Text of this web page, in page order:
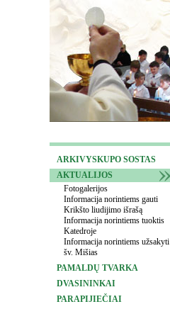
ARKIVYSKUPO SOSTAS
AKTUALIJOS
Fotogalerijos
Informacija norintiems gauti
Krikšto liudijimo išrašą
Informacija norintiems tuoktis
Katedroje
Informacija norintiems užsakyti
šv. Mišias
PAMALDŲ TVARKA
DVASININKAI
PARAPIJIEČIAI